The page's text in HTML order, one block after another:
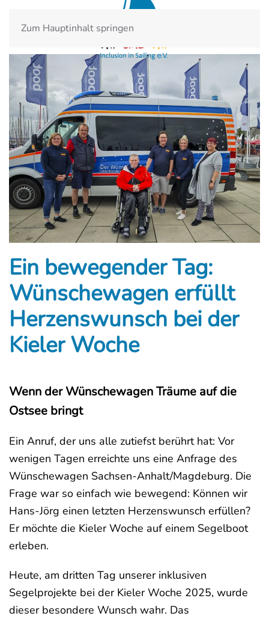
Zum Hauptinhalt springen
Ein bewegender Tag:
Wünschewagen erfüllt
Herzenswunsch bei der
Kieler Woche
Wenn der Wünschewagen Träume auf die
Ostsee bringt
Ein Anruf, der uns alle zutiefst berührt hat: Vor
wenigen Tagen erreichte uns eine Anfrage des
Wünschewagen Sachsen-Anhalt/Magdeburg. Die
Frage war so einfach wie bewegend: Können wir
Hans-Jörg einen letzten Herzenswunsch erfüllen?
Er möchte die Kieler Woche auf einem Segelboot
erleben.
Heute, am dritten Tag unserer inklusiven
Segelprojekte bei der Kieler Woche 2025, wurde
dieser besondere Wunsch wahr. Das